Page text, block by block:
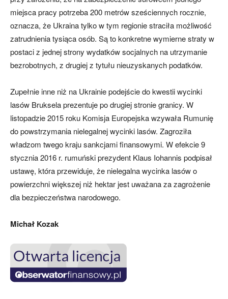
miejsca pracy potrzeba 200 metrów sześciennych rocznie,
oznacza, że Ukraina tylko w tym regionie straciła możliwość
zatrudnienia tysiąca osób. Są to konkretne wymierne straty w
postaci z jednej strony wydatków socjalnych na utrzymanie
bezrobotnych, z drugiej z tytułu nieuzyskanych podatków.
Zupełnie inne niż na Ukrainie podejście do kwestii wycinki
lasów Bruksela prezentuje po drugiej stronie granicy. W
listopadzie 2015 roku Komisja Europejska wzywała Rumunię
do powstrzymania nielegalnej wycinki lasów. Zagroziła
władzom twego kraju sankcjami finansowymi. W efekcie 9
stycznia 2016 r. rumuński prezydent Klaus Iohannis podpisał
ustawę, która przewiduje, że nielegalna wycinka lasów o
powierzchni większej niż hektar jest uważana za zagrożenie
dla bezpieczeństwa narodowego.
Michał Kozak